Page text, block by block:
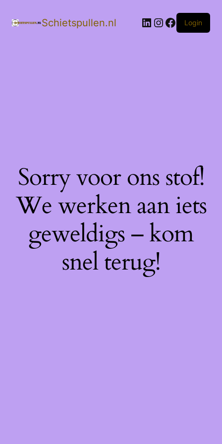
Schietspullen.nl LinkedIn
Instagram
Facebook
Login
Sorry voor ons stof!
We werken aan iets
geweldigs – kom
snel terug!